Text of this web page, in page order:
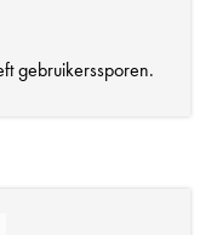
gebruikerssporen.